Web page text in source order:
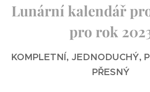
Lunární kalendář
pro rok
KOMPLETNÍ, JEDNODUCHÝ,
PŘESNÝ